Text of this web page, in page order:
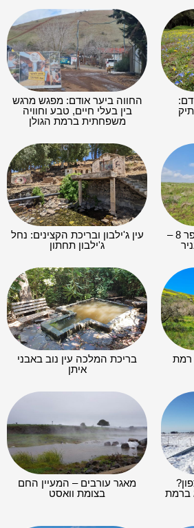
החווה ביער אודם: מפגש מרגש
בין בעלי חיים, טבע וחוויה
משפחתית ברמת הגולן
שביל הגולן – מקטע מספר 8 –
עין ג'ילבון ובריכת הקצינים: נחל
ג'ילבון תחתון
רמת
בריכת המלכה עין נוב באבני
איתן
ברמת
מאגר עורבים – המעיין החם
בצומת וואסט